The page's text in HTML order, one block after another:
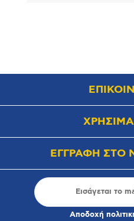
ΧΡΗΣΙΜΑ
ΕΓΓΡΑΦΗ ΣΤΟ
Αποδοχή